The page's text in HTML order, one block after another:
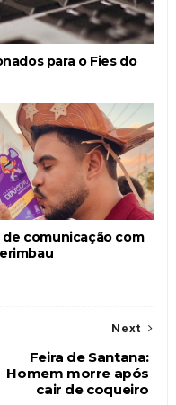
para o Fies do
de comunicação com
Next
Feira de Santana:
Homem morre após
cair de coqueiro